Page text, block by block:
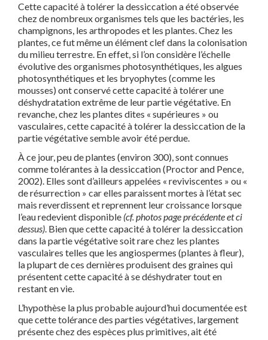
Cette capacité à tolérer la dessiccation a été observée
chez de nombreux organismes tels que les bactéries, les
champignons, les arthropodes et les plantes. Chez les
plantes, ce fut même un élément clef dans la colonisation
du milieu terrestre. En effet, si l’on considère l’échelle
évolutive des organismes photosynthétiques, les algues
photosynthétiques et les bryophytes (comme les
mousses) ont conservé cette capacité à tolérer une
déshydratation extrême de leur partie végétative. En
revanche, chez les plantes dites « supérieures » ou
vasculaires, cette capacité à tolérer la dessiccation de la
partie végétative semble avoir été perdue.
À ce jour, peu de plantes (environ 300), sont connues
comme tolérantes à la dessiccation (Proctor and Pence,
2002). Elles sont d’ailleurs appelées « reviviscentes » ou «
de résurrection » car elles paraissent mortes à l’état sec
mais reverdissent et reprennent leur croissance lorsque
l’eau redevient disponible (cf. photos page précédente et ci
dessus). Bien que cette capacité à tolérer la dessiccation
dans la partie végétative soit rare chez les plantes
vasculaires telles que les angiospermes (plantes à fleur),
la plupart de ces dernières produisent des graines qui
présentent cette capacité à se déshydrater tout en
restant en vie.
L’hypothèse la plus probable aujourd’hui documentée est
que cette tolérance des parties végétatives, largement
présente chez des espèces plus primitives, ait été